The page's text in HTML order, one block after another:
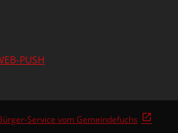
PUSH
Service vom Gemeindefuchs